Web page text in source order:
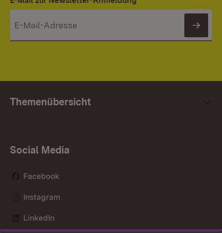
Themenübersicht
Social Media
Facebook
Instagram
LinkedIn